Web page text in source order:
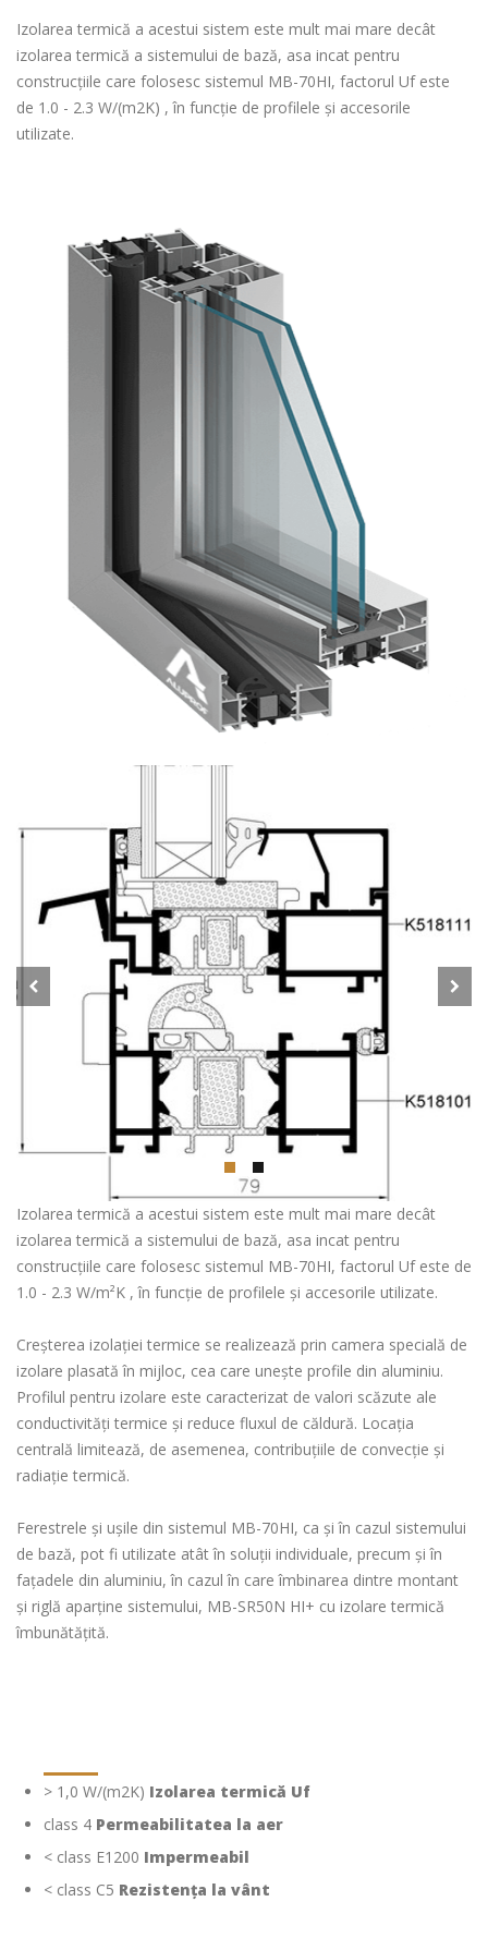
Izolarea termică a acestui sistem este mult mai mare decât
izolarea termică a sistemului de bază, asa incat pentru
construcțiile care folosesc sistemul MB-70HI, factorul Uf este
de 1.0 - 2.3 W/(m2K) , în funcție de profilele și accesorile
utilizate.
Izolarea termică a acestui sistem este mult mai mare decât
izolarea termică a sistemului de bază, asa incat pentru
construcțiile care folosesc sistemul MB-70HI, factorul Uf este de
1.0 - 2.3 W/m²K , în funcție de profilele și accesorile utilizate.
Creșterea izolației termice se realizează prin camera specială de
izolare plasată în mijloc, cea care unește profile din aluminiu.
Profilul pentru izolare este caracterizat de valori scăzute ale
conductivități termice și reduce fluxul de căldură. Locația
centrală limitează, de asemenea, contribuțiile de convecție și
radiație termică.
Ferestrele și ușile din sistemul MB-70HI, ca și în cazul sistemului
de bază, pot fi utilizate atât în soluții individuale, precum și în
fațadele din aluminiu, în cazul în care îmbinarea dintre montant
și riglă aparține sistemului, MB-SR50N HI+ cu izolare termică
îmbunătățită.
> 1,0 W/(m2K) Izolarea termică Uf
class 4 Permeabilitatea la aer
< class E1200 Impermeabil
< class C5 Rezistența la vânt